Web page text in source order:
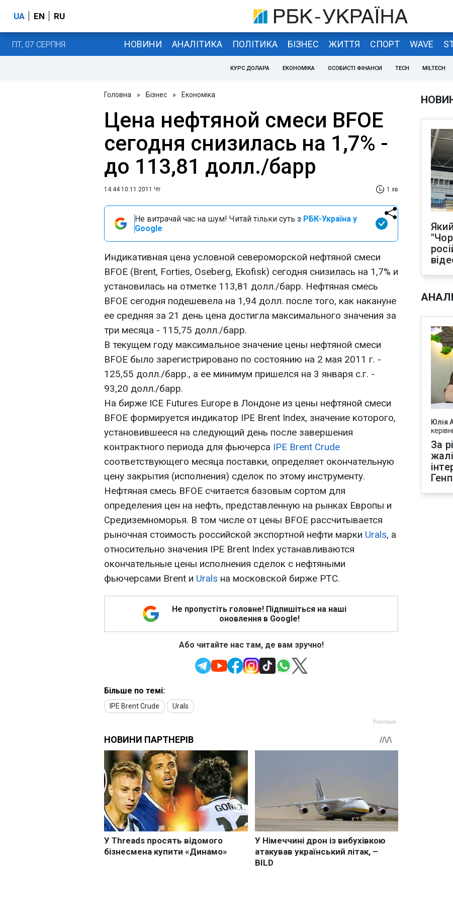
UA EN RU
ПТ, 07 СЕРПНЯ НОВИНИ АНАЛІТИКА ПОЛІТИКА БІЗНЕС ЖИТТЯ СПОРТ WAVE
КУРС ДОЛАРА ЕКОНОМІКА ОСОБИСТІ ФІНАНСИ TECH MILTECH
Головна » Бізнес » Економіка
Цена нефтяной смеси BFOE
сегодня снизилась на 1,7% -
до 113,81 долл./барр
14:44 10.11.2011 Чт 1 хв
Не витрачай час на шум! Читай тільки суть з РБК-Україна у
Google
Индикативная цена условной североморской нефтяной смеси
BFOE (Brent, Forties, Oseberg, Ekofisk) сегодня снизилась на 1,7% и
установилась на отметке 113,81 долл./барр. Нефтяная смесь
BFOE сегодня подешевела на 1,94 долл. после того, как накануне
ее средняя за 21 день цена достигла максимального значения за
три месяца - 115,75 долл./барр.
В текущем году максимальное значение цены нефтяной смеси
BFOE было зарегистрировано по состоянию на 2 мая 2011 г. -
125,55 долл./барр., а ее минимум пришелся на 3 января с.г. -
93,20 долл./барр.
На бирже ICE Futures Europe в Лондоне из цены нефтяной смеси
BFOE формируется индикатор IPE Brent Index, значение которого,
установившееся на следующий день после завершения
контрактного периода для фьючерса IPE Brent Crude
соответствующего месяца поставки, определяет окончательную
цену закрытия (исполнения) сделок по этому инструменту.
Нефтяная смесь BFOE считается базовым сортом для
определения цен на нефть, представленную на рынках Европы и
Средиземноморья. В том числе от цены BFOE рассчитывается
рыночная стоимость российской экспортной нефти марки Urals, а
относительно значения IPE Brent Index устанавливаются
окончательные цены исполнения сделок с нефтяными
фьючерсами Brent и Urals на московской бирже РТС.
Не пропустіть головне! Підпишіться на наші
оновлення в Google!
Або читайте нас там, де вам зручно!
Більше по темі:
IPE Brent Crude Urals
Юлія
За